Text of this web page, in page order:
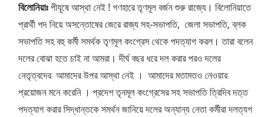
বিলোনিয়াঃপীযূষে আস্থা নেই ! গণহারে তৃণমূল বর্জন শুরু রাজ্যে। বিলোনিয়াতে
প্রার্থী পদ নিয়ে অসন্তোষের জেরে রাজ্য সহ-সভাপতি, জেলা সভাপতি, ব্লক
সভাপতি সহ বহু কর্মী সমর্থক তৃণমূল কংগ্রেস থেকে পদত্যাগ করল। তারা বলেন
দলের বোঝা হতে চাই না আমরা। দীর্ঘ বছর ধরে দল করার পরও দলের
নেতৃত্বদের আমাদের উপর আস্থা নেই । আমাদের মতামতও নেওয়ার
প্রয়োজন মনে করেনি । প্রদেশ তৃনমূল কংগ্রেসের সহ সভাপতি ত্রিদিব দত্ত
পদত্যাগ করার সিদ্ধান্তকে সমর্থন জানিয়ে দলের অন্যান্য নেতা কর্মীরা দলত্যগ